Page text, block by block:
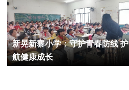
新晃新寨小学：守护青春防线 护
航健康成长